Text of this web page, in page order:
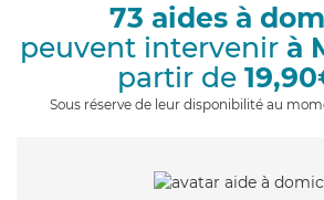
73 aides à
peuvent intervenir à
partir de
Sous réserve de leur disponibilité au